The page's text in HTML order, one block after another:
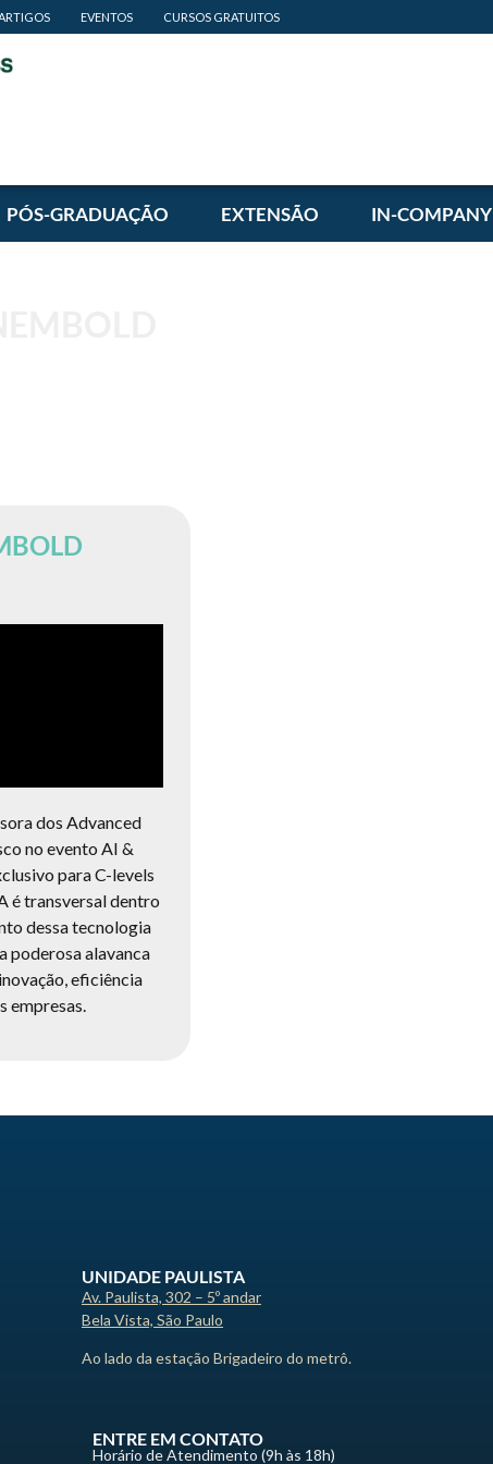
EVENTOS CURSOS GRATUITOS
PÓS-GRADUAÇÃO EXTENSÃO IN-COMPANY
dos Advanced
no evento AI &
para C-levels
é transversal dentro
dessa tecnologia
poderosa alavanca
eficiência
empresas.
UNIDADE PAULISTA
Av. Paulista, 302 – 5º andar
Bela Vista, São Paulo
Ao lado da estação Brigadeiro do metrô.
ENTRE EM CONTATO
Horário de Atendimento (9h às 18h)